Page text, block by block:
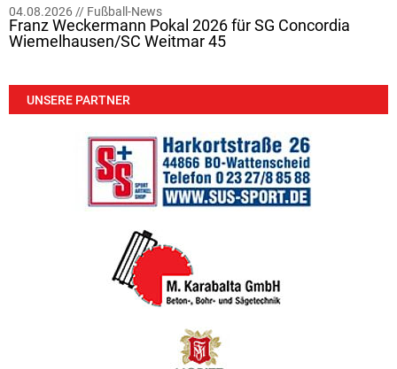
04.08.2026 // Fußball-News
Franz Weckermann Pokal 2026 für SG Concordia
Wiemelhausen/SC Weitmar 45
UNSERE PARTNER